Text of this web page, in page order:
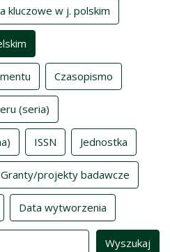
kluczowe w j. polskim
Czasopismo
(seria)
ISSN Jednostka
Granty/projekty badawcze
Data wytworzenia